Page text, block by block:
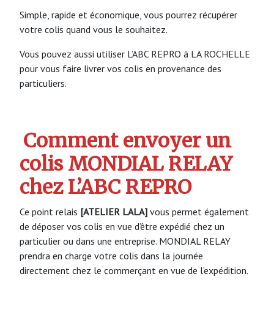
Simple, rapide et économique, vous pourrez récupérer
votre colis quand vous le souhaitez.
Vous pouvez aussi utiliser L’ABC REPRO à LA ROCHELLE
pour vous faire livrer vos colis en provenance des
particuliers.
Comment envoyer un
colis MONDIAL RELAY
chez L’ABC REPRO
Ce point relais [ATELIER LALA] vous permet également
de déposer vos colis en vue d’être expédié chez un
particulier ou dans une entreprise. MONDIAL RELAY
prendra en charge votre colis dans la journée
directement chez le commerçant en vue de l’expédition.